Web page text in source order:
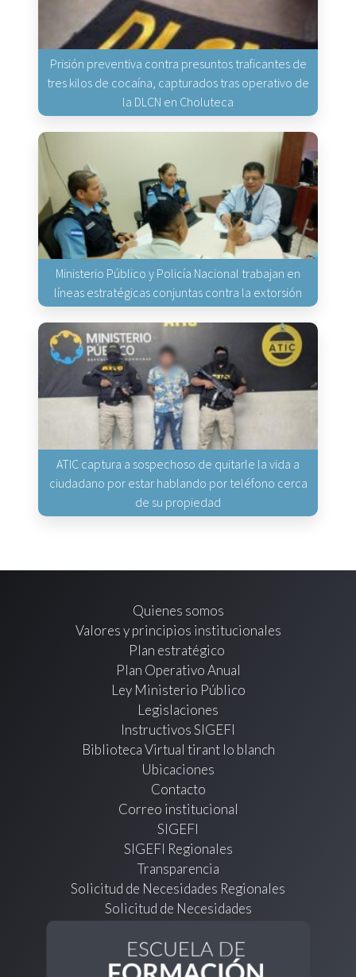
Prisión preventiva contra presuntos traficantes de
tres kilos de cocaína, capturados tras operativo de
la DLCN en Choluteca
Ministerio Público y Policía Nacional trabajan en
líneas estratégicas conjuntas contra la extorsión
ATIC captura a sospechoso de quitarle la vida a
ciudadano por estar hablando por teléfono cerca
de su propiedad
Quienes somos
Valores y principios institucionales
Plan estratégico
Plan Operativo Anual
Ley Ministerio Público
Legislaciones
Instructivos SIGEFI
Biblioteca Virtual tirant lo blanch
Ubicaciones
Contacto
Correo institucional
SIGEFI
SIGEFI Regionales
Transparencia
Solicitud de Necesidades Regionales
Solicitud de Necesidades